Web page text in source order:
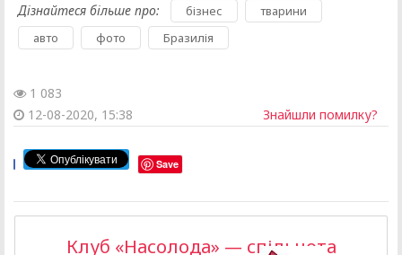
Дізнайтеся більше про: бізнес тварини
авто фото Бразилія
1 083
12-08-2020, 15:38
Знайшли помилку?
Save
Клуб «Насолода» — спільнота